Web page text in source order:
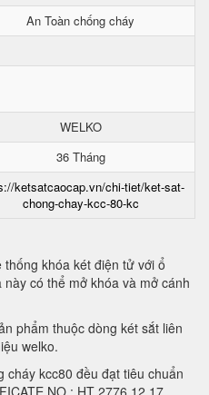
An Toàn chống cháy
WELKO
36 Tháng
ketsatcaocap.vn/chi-tiet/ket-sat-
chong-chay-kcc-80-kc
khóa két điện tử với ổ
có thể mở khóa và mở cánh
phẩm thuộc dòng két sắt liên
welko.
cháy kcc80 đều đạt tiêu chuẩn
NO.: HT 2776.12.17